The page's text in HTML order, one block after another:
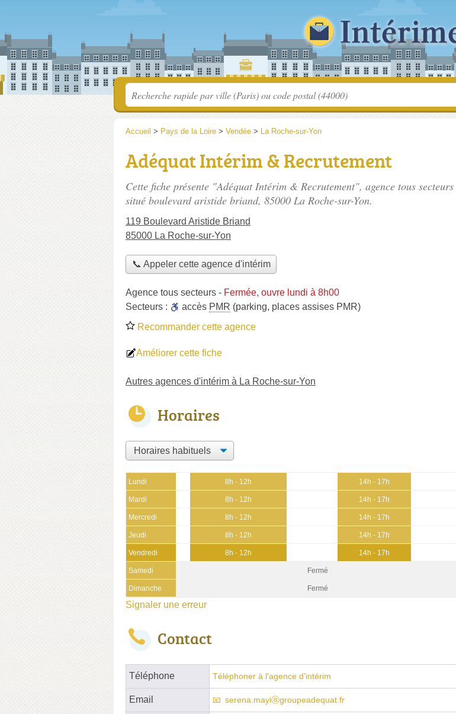
Accueil > Pays de la Loire > Vendée > La Roche-sur-Yon
Adéquat Intérim & Recrutement
Cette fiche présente "Adéquat Intérim & Recrutement", agence tous secteurs
situé boulevard aristide briand, 85000 La Roche-sur-Yon.
119 Boulevard Aristide Briand
85000 La Roche-sur-Yon
📞 Appeler cette agence d'intérim
Agence tous secteurs - Fermée, ouvre lundi à 8h00
Secteurs :
accès PMR (parking, places assises PMR)
Recommander cette agence
Améliorer cette fiche
Autres agences d'intérim à La Roche-sur-Yon
Horaires
Lundi 8h - 12h 14h - 17h
Mardi 8h - 12h 14h - 17h
Mercredi 8h - 12h 14h - 17h
Jeudi 8h - 12h 14h - 17h
Vendredi 8h - 12h 14h - 17h
Samedi Fermé
Dimanche Fermé
Signaler une erreur
Contact
Téléphone Téléphoner à l'agence d'intérim
Email serena.mayiⓐgroupeadequat.fr